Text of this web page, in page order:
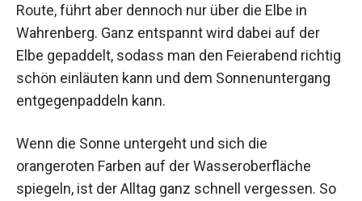
Route, führt aber dennoch nur über die Elbe in
Wahrenberg. Ganz entspannt wird dabei auf der
Elbe gepaddelt, sodass man den Feierabend richtig
schön einläuten kann und dem Sonnenuntergang
entgegenpaddeln kann.
Wenn die Sonne untergeht und sich die
orangeroten Farben auf der Wasseroberfläche
spiegeln, ist der Alltag ganz schnell vergessen. So